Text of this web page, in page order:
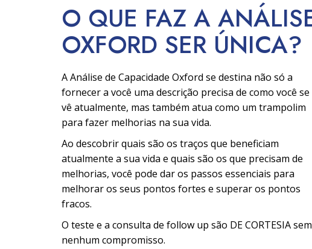
O QUE FAZ A
OXFORD SER ÚNICA?
A Análise de Capacidade Oxford se destina não só a
fornecer a você uma descrição precisa de como você se
vê atualmente, mas também atua como um trampolim
para fazer melhorias na sua vida.
Ao descobrir quais são os traços que beneficiam
atualmente a sua vida e quais são os que precisam de
melhorias, você pode dar os passos essenciais para
melhorar os seus pontos fortes e superar os pontos
fracos.
O teste e a consulta de follow up são DE CORTESIA sem
nenhum compromisso.